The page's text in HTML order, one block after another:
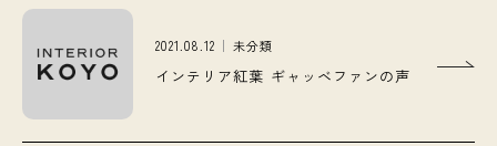
2021.08.12 未分類
インテリア紅葉 ギャッベファンの声